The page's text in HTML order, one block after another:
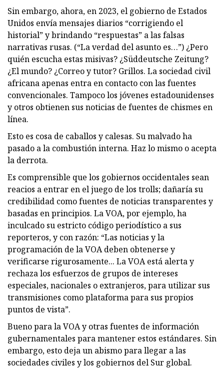
Sin embargo, ahora, en 2023, el gobierno de Estados
Unidos envía mensajes diarios “corrigiendo el
historial” y brindando “respuestas” a las falsas
narrativas rusas. (“La verdad del asunto es…”) ¿Pero
quién escucha estas misivas? ¿Süddeutsche Zeitung?
¿El mundo? ¿Correo y tutor? Grillos. La sociedad civil
africana apenas entra en contacto con las fuentes
convencionales. Tampoco los jóvenes estadounidenses
y otros obtienen sus noticias de fuentes de chismes en
línea.
Esto es cosa de caballos y calesas. Su malvado ha
pasado a la combustión interna. Haz lo mismo o acepta
la derrota.
Es comprensible que los gobiernos occidentales sean
reacios a entrar en el juego de los trolls; dañaría su
credibilidad como fuentes de noticias transparentes y
basadas en principios. La VOA, por ejemplo, ha
inculcado su estricto código periodístico a sus
reporteros, y con razón: “Las noticias y la
programación de la VOA deben obtenerse y
verificarse rigurosamente... La VOA está alerta y
rechaza los esfuerzos de grupos de intereses
especiales, nacionales o extranjeros, para utilizar sus
transmisiones como plataforma para sus propios
puntos de vista”.
Bueno para la VOA y otras fuentes de información
gubernamentales para mantener estos estándares. Sin
embargo, esto deja un abismo para llegar a las
sociedades civiles y los gobiernos del Sur global.